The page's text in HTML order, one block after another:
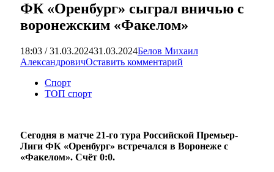
ФК «Оренбург» сыграл вничью с
воронежским «Факелом»
18:03 / 31.03.202431.03.2024Белов Михаил
АлександровичОставить комментарий
Спорт
ТОП спорт
Сегодня в матче 21-го тура Российской Премьер-
Лиги ФК «Оренбург» встречался в Воронеже с
«Факелом». Счёт 0:0.